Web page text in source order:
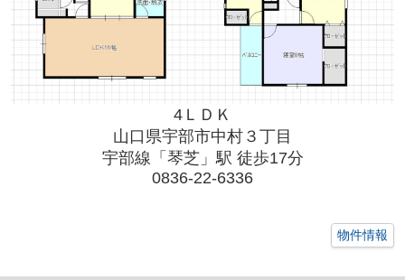
4ＬＤＫ
山口県宇部市中村３丁目
宇部線「琴芝」駅 徒歩17分
0836-22-6336
物件情報